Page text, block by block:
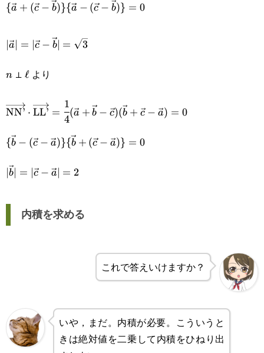
\{\vec{a}+
\vec{b})\}\
{\vec{a}-
\vec{b})\}=0
{a + (c − b)}{a − (c − b)} = 0
|\vec{a}|=|\vec{c}-
∣a∣ = ∣c − b∣ = 3
n
n ⊥ \ell
ℓ より
{4}(\vec{a}+\vec{b}-\vec{c})(\vec{b}+\vec{c}-
NN’ ⋅ LL’ =
4
1
(a + b − c)(b + c − a) = 0
\{\vec{b}-
(\vec{c}-
{\vec{b}+
(\vec{c}-
{b − (c − a)}{b + (c − a)} = 0
|\vec{b}|=|\vec{c}-
∣b∣ = ∣c − a∣ = 2
内積を求める
これで答えいけますか？
いや，まだ。内積が必要。こういうと
きは絶対値を二乗して内積をひねり出